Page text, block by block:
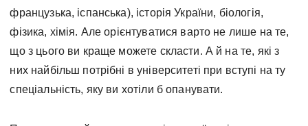
французька, іспанська), історія України, біологія,
фізика, хімія. Але орієнтуватися варто не лише на те,
що з цього ви краще можете скласти. А й на те, які з
них найбільш потрібні в університеті при вступі на ту
спеціальність, яку ви хотіли б опанувати.